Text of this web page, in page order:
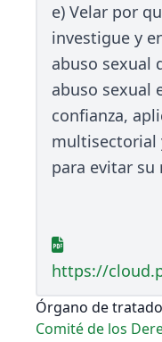
e) Velar por
investigue y
abuso sexual
abuso sexual
confianza,
multisectorial
para evitar
https://
Órgano de tratado
Comité de los